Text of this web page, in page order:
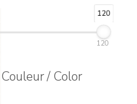
Las
pueden
120
120
Couleur / Color